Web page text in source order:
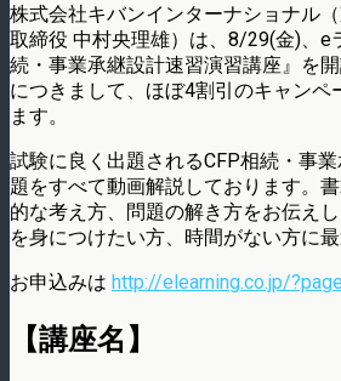
株式会社キバンインターナショナル
取締役 中村央理雄）は、8/29(金)、e
続・事業承継設計速習演習講座』を
につきまして、ほぼ4割引のキャンペ
ます。
試験に良く出題されるCFP相続・事
題をすべて動画解説しております。
的な考え方、問題の解き方をお伝え
を身につけたい方、時間がない方に最
お申込みは http://elearning.co.jp/
【講座名】